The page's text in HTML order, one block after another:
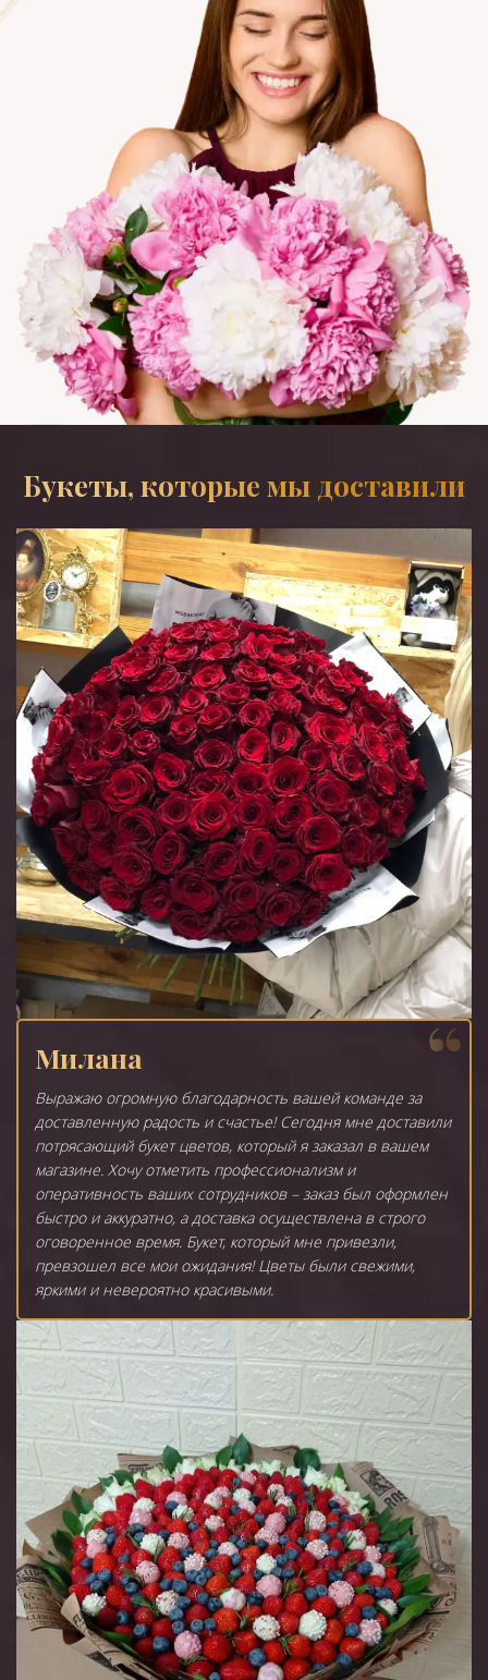
Букеты, которые мы доставили
Милана
Выражаю огромную благодарность вашей команде за
доставленную радость и счастье! Сегодня мне доставили
потрясающий букет цветов, который я заказал в вашем
магазине. Хочу отметить профессионализм и
оперативность ваших сотрудников – заказ был оформлен
быстро и аккуратно, а доставка осуществлена в строго
оговоренное время. Букет, который мне привезли,
превзошел все мои ожидания! Цветы были свежими,
яркими и невероятно красивыми.